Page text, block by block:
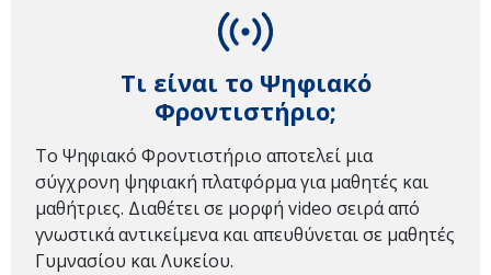
Τι είναι το Ψηφιακό
Φροντιστήριο;
Το Ψηφιακό Φροντιστήριο αποτελεί μια
σύγχρονη ψηφιακή πλατφόρμα για μαθητές και
μαθήτριες. Διαθέτει σε μορφή video σειρά από
γνωστικά αντικείμενα και απευθύνεται σε μαθητές
Γυμνασίου και Λυκείου.